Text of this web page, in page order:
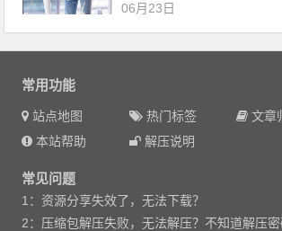
06月23日
常用功能
站点地图 热门标签
文章
本站帮助
解压说明
常见问题
1：资源分享失效了，无法下载？
2：压缩包解压失败，无法解压？不知道解压密